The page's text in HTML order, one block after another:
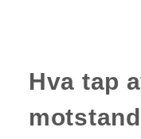
Hva tap